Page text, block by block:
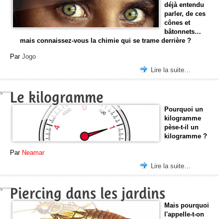
déjà entendu
parler, de ces
cônes et
bâtonnets…
mais connaissez-vous la chimie qui se trame derrière ?
Par Jogo
Lire la suite…
Le kilogramme
Pourquoi un
kilogramme
pèse-t-il un
kilogramme ?
Par Neamar
Lire la suite…
Piercing dans les jardins
Mais pourquoi
l'appelle-t-on